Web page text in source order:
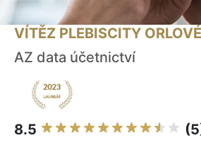
VÍTĚZ PLEBISCITY ORLOVÉ
AZ data účetnictví
8.5